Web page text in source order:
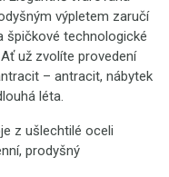
výpletem zaručí
špičkové technologické
už zvolíte provedení
– antracit, nábytek
léta.
z ušlechtilé oceli
prodyšný